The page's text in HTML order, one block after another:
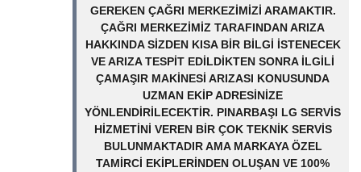
GEREKEN ÇAĞRI MERKEZIMIZI ARAMAKTIR.
ÇAĞRI MERKEZIMIZ TARAFINDAN ARIZA
HAKKINDA SIZDEN KISA BIR BILGI ISTENECEK
VE ARIZA TESPIT EDILDIKTEN SONRA ILGILI
ÇAMAŞIR MAKINESI ARIZASI KONUSUNDA
UZMAN EKIP ADRESINIZE
YÖNLENDIRILECEKTIR. PINARBAŞI LG SERVIS
HIZMETINI VEREN BIR ÇOK TEKNIK SERVIS
BULUNMAKTADIR AMA MARKAYA ÖZEL
TAMIRCI EKIPLERINDEN OLUŞAN VE 100%